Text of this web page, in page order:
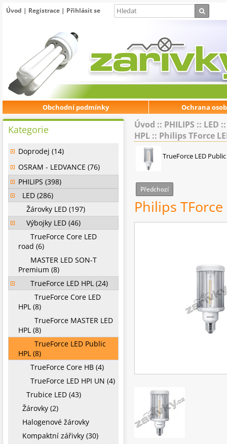
Úvod | Registrace | Přihlásit se
Obchodní podmínky Ochrana
Úvod :: PHILIPS :: LED
HPL :: Philips TForce
TrueForce LED
Předchozí
Philips TForce
Kategorie
Doprodej (14)
OSRAM - LEDVANCE (76)
PHILIPS (398)
LED (286)
Žárovky LED (197)
Výbojky LED (46)
TrueForce Core LED
road (6)
MASTER LED SON-T
Premium (8)
TrueForce LED HPL (24)
TrueForce Core LED
HPL (8)
TrueForce MASTER LED
HPL (8)
TrueForce LED Public
HPL (8)
TrueForce Core HB (4)
TrueForce LED HPI UN (4)
Trubice LED (43)
Žárovky (2)
Halogenové žárovky
Kompaktní zářivky (30)